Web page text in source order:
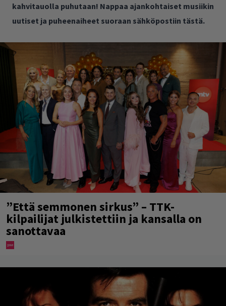
kahvitauolla puhutaan! Nappaa ajankohtaiset musiikin
uutiset ja puheenaiheet suoraan sähköpostiin tästä.
”Että semmonen sirkus” – TTK-
kilpailijat julkistettiin ja kansalla on
sanottavaa